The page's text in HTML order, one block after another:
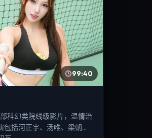
99:40
科幻类院线级影片，温情治
括河正宇、汤唯、梁朝伟